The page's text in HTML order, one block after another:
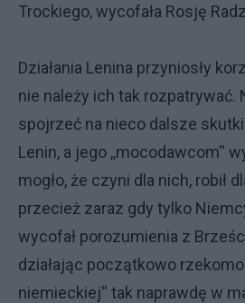
Trockiego, wycofała Rosję
Działania Lenina przyniosły
nie należy ich tak rozpatrywać.
spojrzeć na nieco dalsze
Lenin, a jego ,,mocodawcom''
mogło, że czyni dla nich, robił
przecież zaraz gdy tylko
wycofał porozumienia z
działając początkowo rzekomo
niemieckiej'' tak naprawdę w